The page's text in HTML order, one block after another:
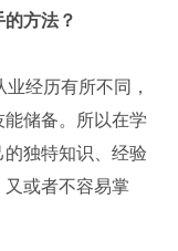
方法？
经历有所不同，
储备。所以在学
独特知识、经验
或者不容易掌